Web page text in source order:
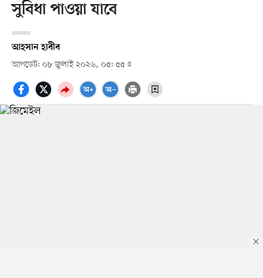
সুবিধা পাওয়া যাবে
আহসান হাবীব
আপডেট: ০৮ জুলাই ২০২৬, ০৫: ৫৫